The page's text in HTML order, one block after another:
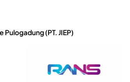
Pulogadung (PT. JIEP)